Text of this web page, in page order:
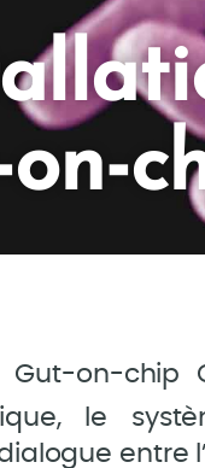
Gut-on-chip
le
entre